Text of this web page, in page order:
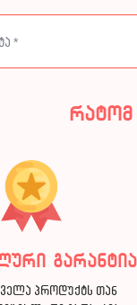
რატომ
გარანტია
პროდუქტს თან